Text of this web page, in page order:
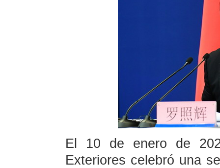
El 10 de enero de
Exteriores celebró una